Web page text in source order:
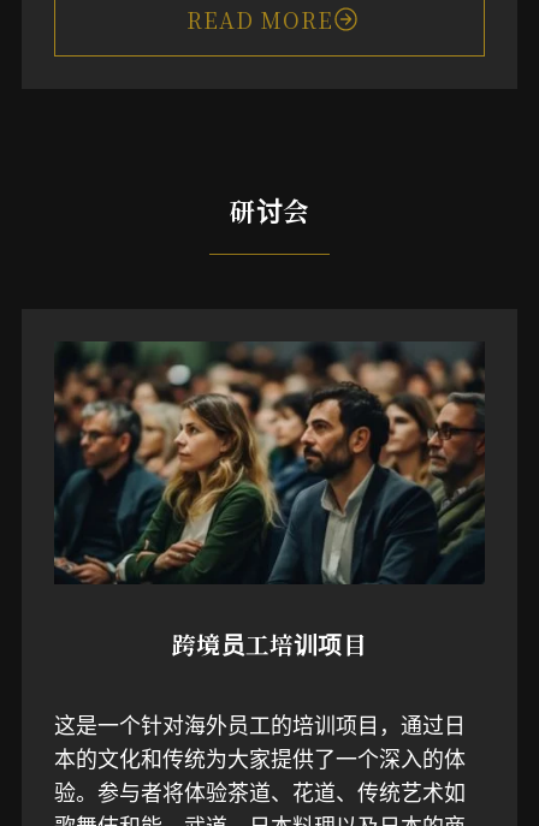
READ MORE
研讨会
跨境员工培训项目
这是一个针对海外员工的培训项目，通过日
本的文化和传统为大家提供了一个深入的体
验。参与者将体验茶道、花道、传统艺术如